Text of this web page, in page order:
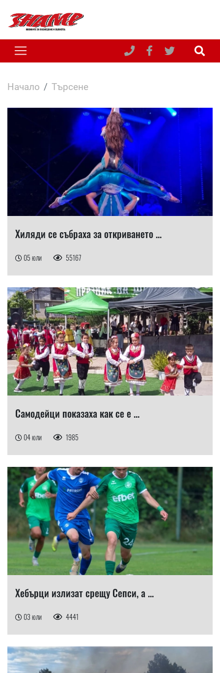
Начало Търсене
Хиляди се събраха за откриването ...
05 юли 55167
Самодейци показаха как се е ...
04 юли 1985
Хебърци излизат срещу Сепси, а ...
03 юли 4441